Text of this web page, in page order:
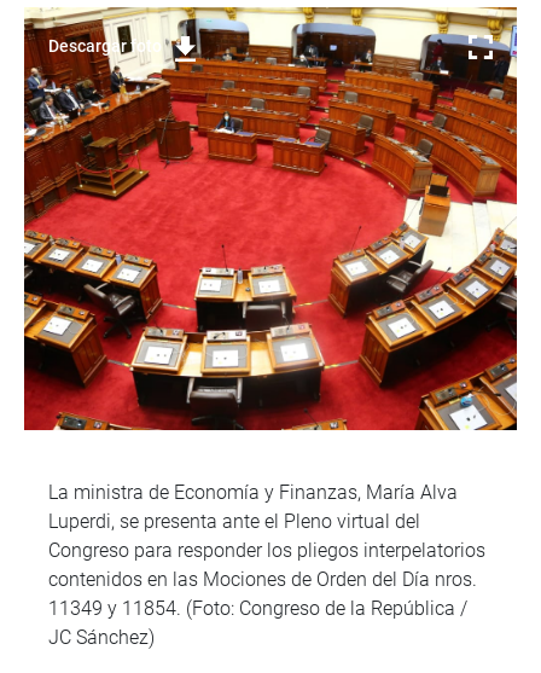
Descargar foto
La ministra de Economía y Finanzas, María Alva
Luperdi, se presenta ante el Pleno virtual del
Congreso para responder los pliegos interpelatorios
contenidos en las Mociones de Orden del Día nros.
11349 y 11854. (Foto: Congreso de la República /
JC Sánchez)